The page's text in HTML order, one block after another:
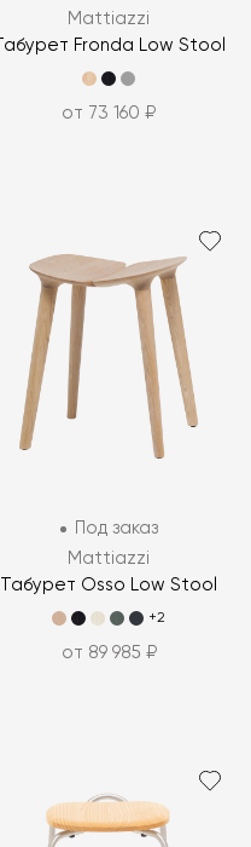
Mattiazzi
Табурет Fronda Low Stool
от 73 160 ₽
Под заказ
Mattiazzi
Табурет Osso Low Stool
+2
от 89 985 ₽